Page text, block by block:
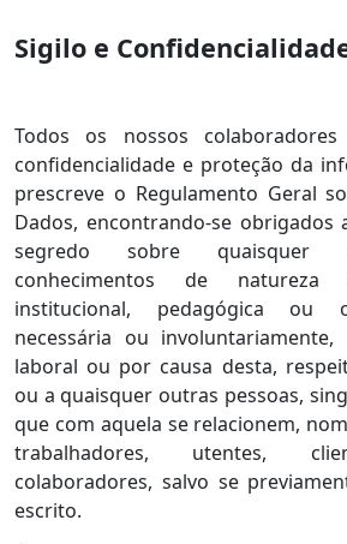
Sigilo e
Todos os nossos
confidencialidade e proteção da
prescreve o Regulamento Geral
Dados, encontrando-se obrigados
segredo sobre quaisquer
conhecimentos de natureza
institucional, pedagógica ou
necessária ou
laboral ou por causa desta,
ou a quaisquer outras pessoas,
que com aquela se relacionem,
trabalhadores, utentes,
colaboradores, salvo se
escrito.